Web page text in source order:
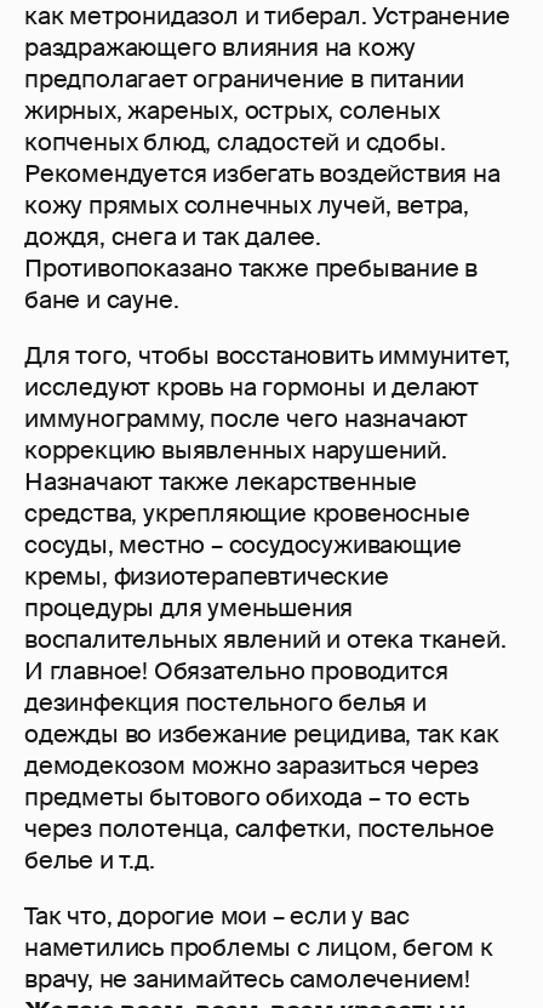
как метронидазол и тиберал. Устранение
раздражающего влияния на кожу
предполагает ограничение в питании
жирных, жареных, острых, соленых
копченых блюд, сладостей и сдобы.
Рекомендуется избегать воздействия на
кожу прямых солнечных лучей, ветра,
дождя, снега и так далее.
Противопоказано также пребывание в
бане и сауне.
Для того, чтобы восстановить иммунитет,
исследуют кровь на гормоны и делают
иммунограмму, после чего назначают
коррекцию выявленных нарушений.
Назначают также лекарственные
средства, укрепляющие кровеносные
сосуды, местно – сосудосуживающие
кремы, физиотерапевтические
процедуры для уменьшения
воспалительных явлений и отека тканей.
И главное! Обязательно проводится
дезинфекция постельного белья и
одежды во избежание рецидива, так как
демодекозом можно заразиться через
предметы бытового обихода – то есть
через полотенца, салфетки, постельное
белье и т.д.
Так что, дорогие мои – если у вас
наметились проблемы с лицом, бегом к
врачу, не занимайтесь самолечением!